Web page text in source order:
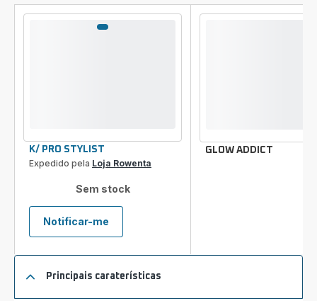
Notificar-me
K/
STYLIST
K/ PRO STYLIST
Expedido pela Loja Rowenta
Sem stock
GLOW ADDICT
Principais caraterísticas